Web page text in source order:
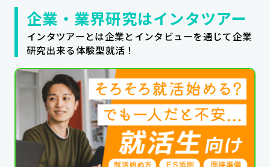
サイトマップ
企業・業界研究はインタツアー
インタツアーとは企業とインタビューを通じて企業
研究出来る体験型就活！